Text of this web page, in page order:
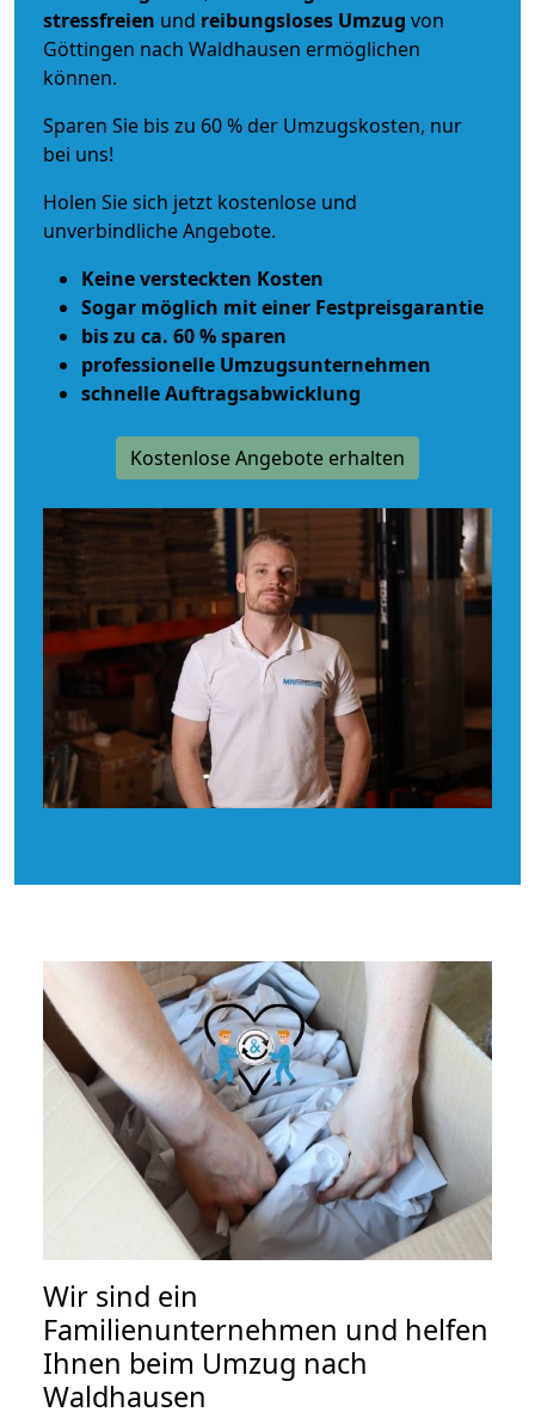
stressfreien und reibungsloses Umzug von
Göttingen nach Waldhausen ermöglichen
können.
Sparen Sie bis zu 60 % der Umzugskosten, nur
bei uns!
Holen Sie sich jetzt kostenlose und
unverbindliche Angebote.
Keine versteckten Kosten
Sogar möglich mit einer Festpreisgarantie
bis zu ca. 60 % sparen
professionelle Umzugsunternehmen
schnelle Auftragsabwicklung
Kostenlose Angebote erhalten
Wir sind ein
Familienunternehmen und helfen
Ihnen beim Umzug nach
Waldhausen